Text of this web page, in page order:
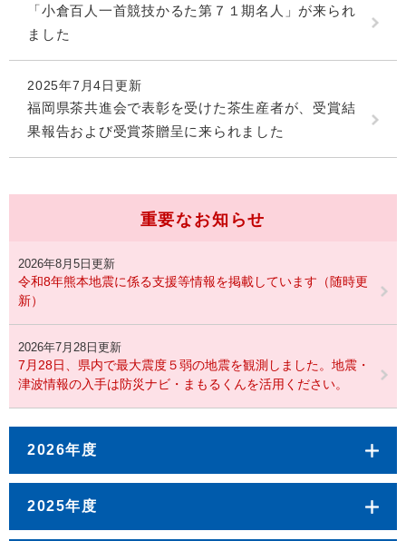
「小倉百人一首競技かるた第７１期名人」が来られ
ました
2025年7月4日更新
福岡県茶共進会で表彰を受けた茶生産者が、受賞結
果報告および受賞茶贈呈に来られました
重要なお知らせ
2026年8月5日更新
令和8年熊本地震に係る支援等情報を掲載しています（随時更
新）
2026年7月28日更新
7月28日、県内で最大震度５弱の地震を観測しました。地震・
津波情報の入手は防災ナビ・まもるくんを活用ください。
2026年度
2025年度